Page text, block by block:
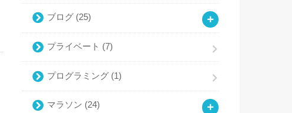
ブログ (25)
プライベート (7)
プログラミング (1)
マラソン (24)